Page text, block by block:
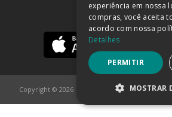
BAIXE NOSSO APP
Copyright © 2026
experiência em nossa
compras, você aceita
acordo com nossa
Detalhes
PERMITIR
MOSTRAR
ESTRITAMENTE